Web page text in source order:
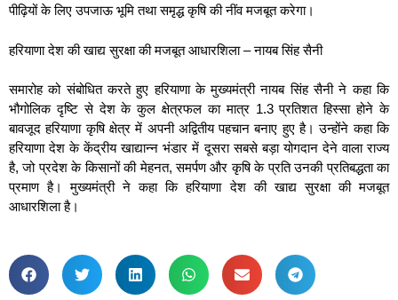
पीढ़ियों के लिए उपजाऊ भूमि तथा समृद्ध कृषि की नींव मजबूत करेगा।
हरियाणा देश की खाद्य सुरक्षा की मजबूत आधारशिला – नायब सिंह सैनी
समारोह को संबोधित करते हुए हरियाणा के मुख्यमंत्री नायब सिंह सैनी ने कहा कि
भौगोलिक दृष्टि से देश के कुल क्षेत्रफल का मात्र 1.3 प्रतिशत हिस्सा होने के
बावजूद हरियाणा कृषि क्षेत्र में अपनी अद्वितीय पहचान बनाए हुए है। उन्होंने कहा कि
हरियाणा देश के केंद्रीय खाद्यान्न भंडार में दूसरा सबसे बड़ा योगदान देने वाला राज्य
है, जो प्रदेश के किसानों की मेहनत, समर्पण और कृषि के प्रति उनकी प्रतिबद्धता का
प्रमाण है। मुख्यमंत्री ने कहा कि हरियाणा देश की खाद्य सुरक्षा की मजबूत
आधारशिला है।